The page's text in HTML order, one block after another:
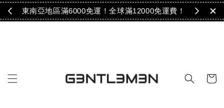
！ 東南亞地區滿6000免運！全球滿12000免運費！